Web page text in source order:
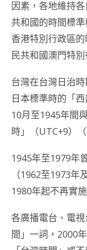
因素，各地維持
共和國的時間標
香港特別行政區
民共和國澳門特
台灣在台灣日治
日本標準時的「
10月至1945年間
時」（UTC+9）
1945年至1979年
（1962至1973年
1980年起不再實施
各廣播電台、電
間」一詞，2000